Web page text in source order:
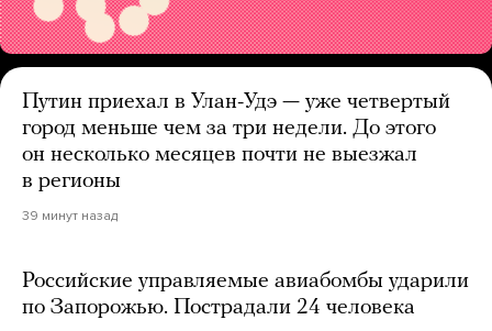
Путин приехал в Улан-Удэ — уже четвертый
город меньше чем за три недели. До этого
он несколько месяцев почти не выезжал
в регионы
39 минут назад
Российские управляемые авиабомбы ударили
по Запорожью. Пострадали 24 человека